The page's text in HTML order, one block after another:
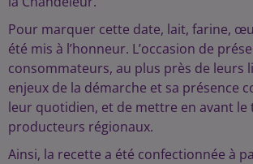
Pour marquer cette date, lait, farine,
été mis à l’honneur. L’occasion de
consommateurs, au plus près de leurs
enjeux de la démarche et sa présence
leur quotidien, et de mettre en avant le
producteurs régionaux.
Ainsi, la recette a été confectionnée à